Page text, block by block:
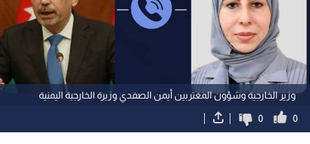
وزير الخارجية وشؤون المغتربين أيمن الصفدي وزيرة الخارجية اليمنية
0
0